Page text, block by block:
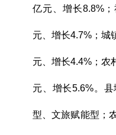
亿元、增长8.8%
元、增长4.7%；城
元、增长4.4%；农
元、增长5.6%。 县
型、文旅赋能型；